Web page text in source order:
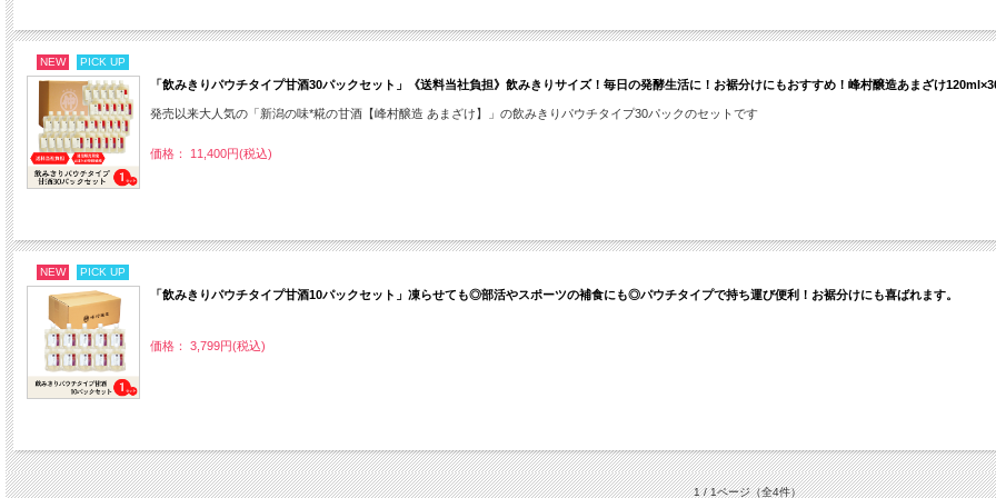
NEW PICK UP
「飲みきりパウチタイプ甘酒30パックセット」《送料当社負担》飲みきりサイズ！毎日の発酵生活に！お裾分けにもおすすめ！峰村醸造あまざけ
発売以来大人気の「新潟の味*糀の甘酒【峰村醸造 あまざけ】」の飲みきりパウチタイプ30パックのセットです
価格： 11,400円(税込)
NEW PICK UP
「飲みきりパウチタイプ甘酒10パックセット」凍らせても◎部活やスポーツの補食にも◎パウチタイプで持ち運び便利！お裾分けにも喜ばれます。
価格： 3,799円(税込)
1 / 1ページ（全4件）